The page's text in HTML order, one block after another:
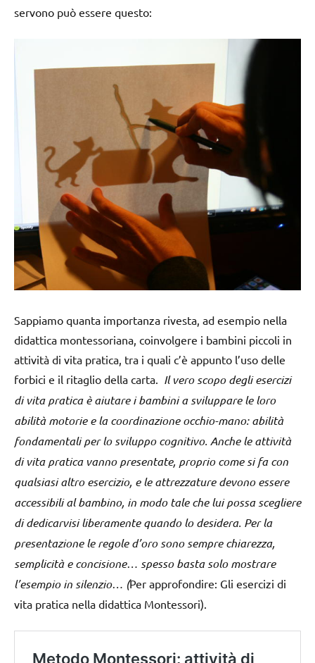
servono può essere questo:
Sappiamo quanta importanza rivesta, ad esempio nella
didattica montessoriana, coinvolgere i bambini piccoli in
attività di vita pratica, tra i quali c’è appunto l’uso delle
forbici e il ritaglio della carta. Il vero scopo degli esercizi
di vita pratica è aiutare i bambini a sviluppare le loro
abilità motorie e la coordinazione occhio-mano: abilità
fondamentali per lo sviluppo cognitivo. Anche le attività
di vita pratica vanno presentate, proprio come si fa con
qualsiasi altro esercizio, e le attrezzature devono essere
accessibili al bambino, in modo tale che lui possa scegliere
di dedicarvisi liberamente quando lo desidera. Per la
presentazione le regole d’oro sono sempre chiarezza,
semplicità e concisione… spesso basta solo mostrare
l’esempio in silenzio… (Per approfondire: Gli esercizi di
vita pratica nella didattica Montessori).